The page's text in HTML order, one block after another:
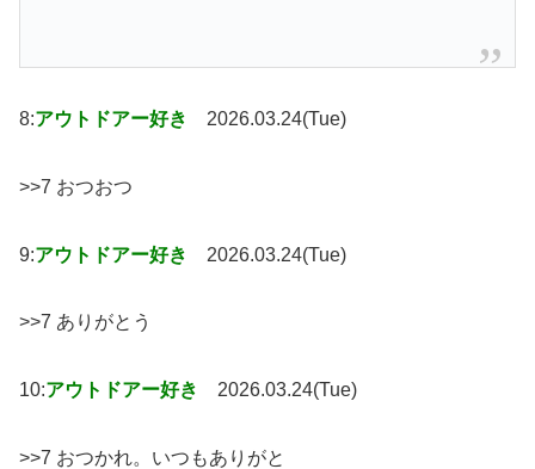
8:アウトドアー好き 2026.03.24(Tue)
>>7 おつおつ
9:アウトドアー好き 2026.03.24(Tue)
>>7 ありがとう
10:アウトドアー好き 2026.03.24(Tue)
>>7 おつかれ。いつもありがと